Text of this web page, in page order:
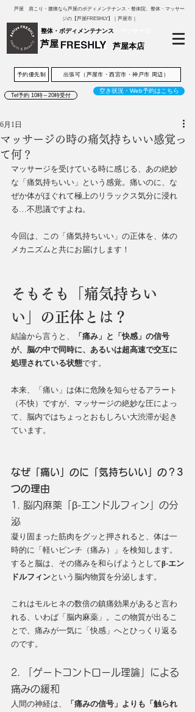
芦屋 肩こり・腰痛なら芦屋のボディメンテナンス・整体院、整体・マッサー
ジの【芦屋FRESHLY】｜芦屋市｜
芦屋本店
整体・ボディメンテナンス
芦屋
予約優先制 出張可（芦屋市・西宮市・神戸市 周辺）
Tel予約 10時～20時受付
空き状況・Web予約はこちら
マッサージの時の痛気持ちいい感覚っ
て何？
6月1日
マッサージを受けている時に感じる、あの絶妙
な「痛気持ちいい」という感覚。痛いのに、な
ぜか体がほぐれて極上のリラックス気分に浸れ
る…不思議ですよね。
今回は、この「痛気持ちいい」の正体を、体の
メカニズムと共にお届けします！
そもそも「痛気持ちい
い」の正体とは？
結論から言うと、
「痛み」と「快感」の信号
が、脳の中で同時に、あるいは超高速で交互に
処理されている状態です。
本来、「痛い」は体に危険を知らせるアラート
（不快）ですが、マッサージの絶妙な圧によっ
て、脳内ではちょっとおもしろい大渋滞が起き
ています。
なぜ「痛い」のに「気持ちいい」の？3
つの理由
1. 脳内麻薬「β-エンドルフィン」の分
泌
凝り固まった筋肉をグッと押されると、体は一
時的に「軽いピンチ（痛み）」を検知します。
すると脳は、その痛みを和らげようとしてβ-エン
ドルフィンという脳内物質を分泌します。
これはモルヒネの数倍の鎮痛効果があると言わ
れる、いわば「脳内麻薬」。この物質が出るこ
とで、痛みが一気に「快感」へとひっくり返る
のです。
2. 「ゲートコントロール理論」による
痛みの緩和
人間の神経は、
「痛みの信号」よりも「触られ